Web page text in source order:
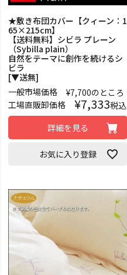
★敷き布団カバー【クィーン：1
65×215cm】
【送料無料】シビラ プレーン
（Sybilla plain）
自然をテーマに創作を続けるシ
ビラ
[▼送無]
一般市場価格
¥7,700のところ
工場直販卸価格
¥7,333税込
詳細を見る
お気に入り登録